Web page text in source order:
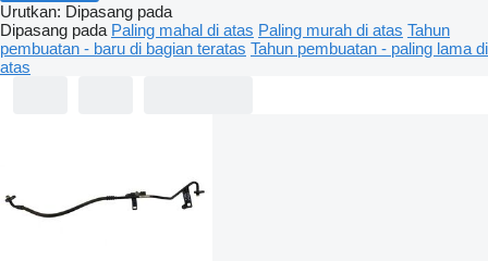
Urutkan: Dipasang pada
Dipasang pada Paling mahal di atas Paling murah di atas Tahun
pembuatan - baru di bagian teratas Tahun pembuatan - paling lama di
atas